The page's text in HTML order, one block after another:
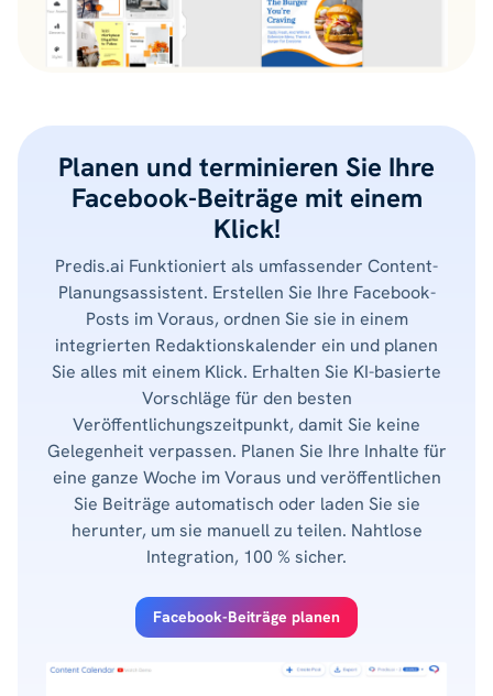
Planen und terminieren Sie Ihre
Facebook-Beiträge mit einem
Klick!
Predis.ai Funktioniert als umfassender Content-
Planungsassistent. Erstellen Sie Ihre Facebook-
Posts im Voraus, ordnen Sie sie in einem
integrierten Redaktionskalender ein und planen
Sie alles mit einem Klick. Erhalten Sie KI-basierte
Vorschläge für den besten
Veröffentlichungszeitpunkt, damit Sie keine
Gelegenheit verpassen. Planen Sie Ihre Inhalte für
eine ganze Woche im Voraus und veröffentlichen
Sie Beiträge automatisch oder laden Sie sie
herunter, um sie manuell zu teilen. Nahtlose
Integration, 100 % sicher.
Facebook-Beiträge planen